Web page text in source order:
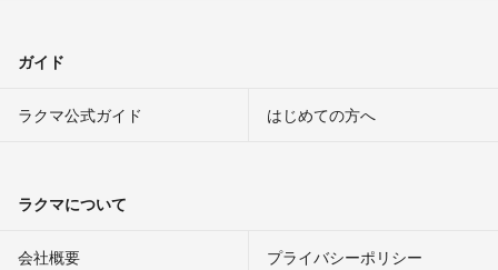
ガイド
ラクマ公式ガイド はじめての方へ
ラクマについて
会社概要 プライバシーポリシー